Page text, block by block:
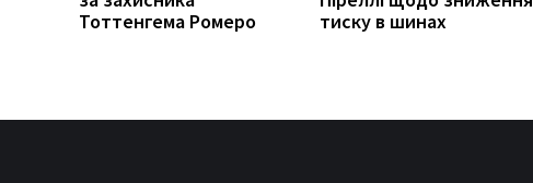
Тоттенгема Ромеро
тиску в шинах